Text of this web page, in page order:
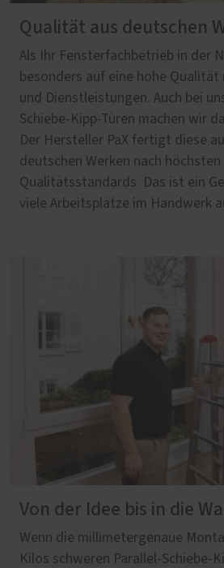
Qualität aus deutschen
Als Ihr Fensterfachbetrieb in der
besonders auf eine hohe
und Dienstleistungen. Auch bei
Schiebe-Kipp-Türen machen wir
Der Hersteller PaX fertigt diese
deutschen Werken nach höchsten
Qualitätsstandards. Das ist ein
viele Arbeitsplätze im Handwerk
Von der Idee bis in die
Wenn die millimetergenaue
Kilos schweren Parallel-Schiebe-